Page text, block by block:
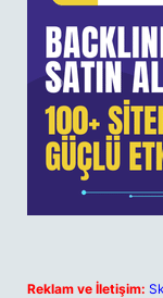
Reklam ve İletişim: